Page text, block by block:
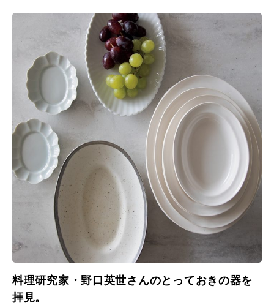
料理研究家・野口英世さんのとっておきの器を
拝見。